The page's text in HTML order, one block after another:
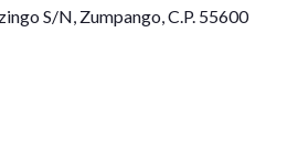
S/N, Zumpango, C.P. 55600